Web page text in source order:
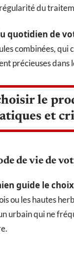
du
quotidien de
combinées, qui
précieuses dans
le
et
de vie de
guide le
ou les hautes
urbain qui ne